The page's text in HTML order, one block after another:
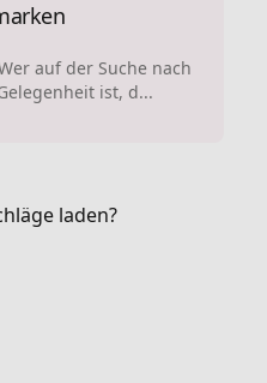
auf der Suche nach
ist, d...
laden?